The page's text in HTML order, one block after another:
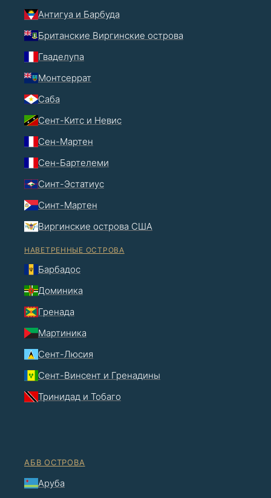
Антигуа и Барбуда
Британские Виргинские острова
Гваделупа
Монтсеррат
Саба
Сент-Китс и Невис
Сен-Мартен
Сен-Бартелеми
Синт-Эстатиус
Синт-Мартен
Виргинские острова США
НАВЕТРЕННЫЕ ОСТРОВА
Барбадос
Доминика
Гренада
Мартиника
Сент-Люсия
Сент-Винсент и Гренадины
Тринидад и Тобаго
АБВ ОСТРОВА
Аруба